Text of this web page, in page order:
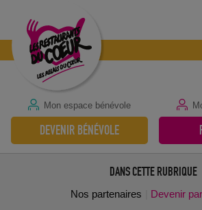
Mon espace bénévole
DEVENIR BÉNÉVOLE
DANS CETTE RUBRIQUE
Nos partenaires Devenir